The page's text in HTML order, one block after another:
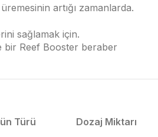
artığı zamanlarda.
sağlamak için.
bir Reef Booster beraber
Türü Dozaj Miktarı